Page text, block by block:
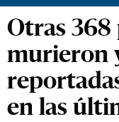
Otras 368
murieron
en las